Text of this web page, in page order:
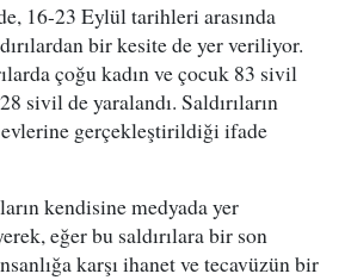
16-23 Eylül tarihleri arasında
bir kesite de yer veriliyor.
çoğu kadın ve çocuk 83 sivil
sivil de yaralandı. Saldırıların
gerçekleştirildiği ifade
kendisine medyada yer
eğer bu saldırılara bir son
karşı ihanet ve tecavüzün bir